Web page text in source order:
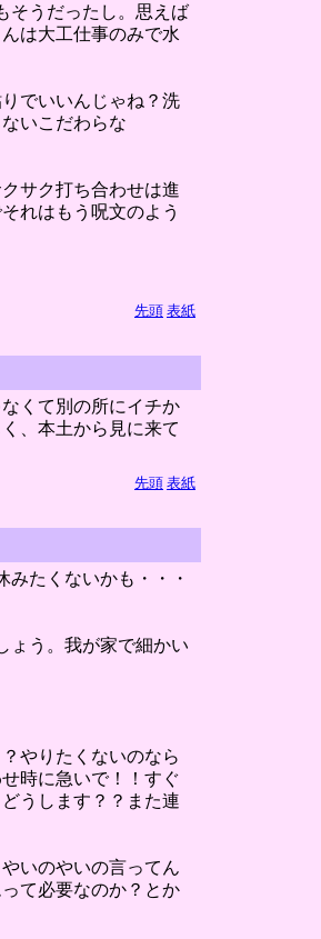
そうだったし。思えば
は大工仕事のみで水
でいいんじゃね？洗
いこだわらな
サク打ち合わせは進
れはもう呪文のよう
先頭 表紙
くて別の所にイチか
、本土から見に来て
先頭 表紙
たくないかも・・・
ょう。我が家で細かい
やりたくないのなら
時に急いで！！すぐ
うします？？また連
いのやいの言ってん
て必要なのか？とか